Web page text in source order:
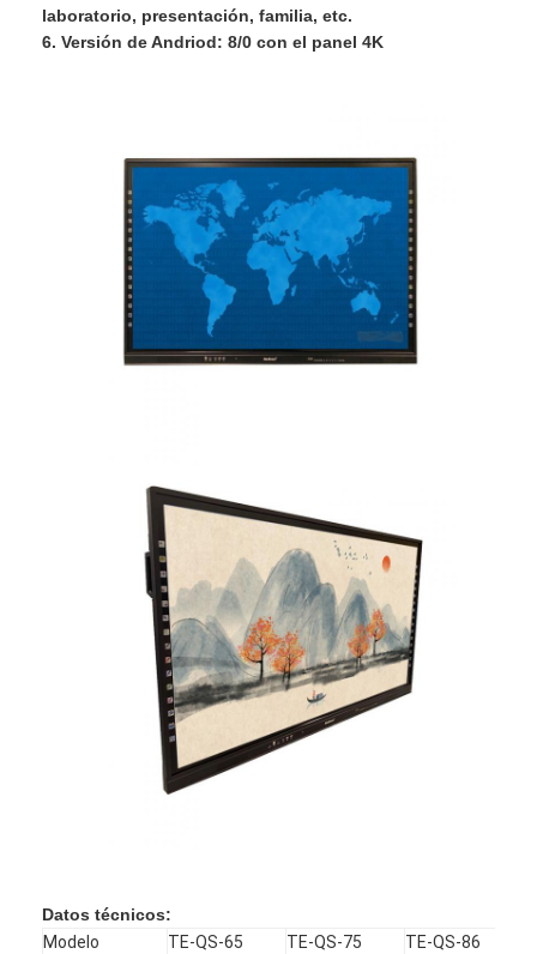
Productos
Control de Calidad
Todos los casos
Habla Ahora.
whiteboard interactivo del ir
laboratorio, presentación, familia, etc.
6. Versión de Andriod: 8/0 con el panel 4K
Datos técnicos:
Modelo
TE-QS-65 TE-QS-75
TE-QS-86